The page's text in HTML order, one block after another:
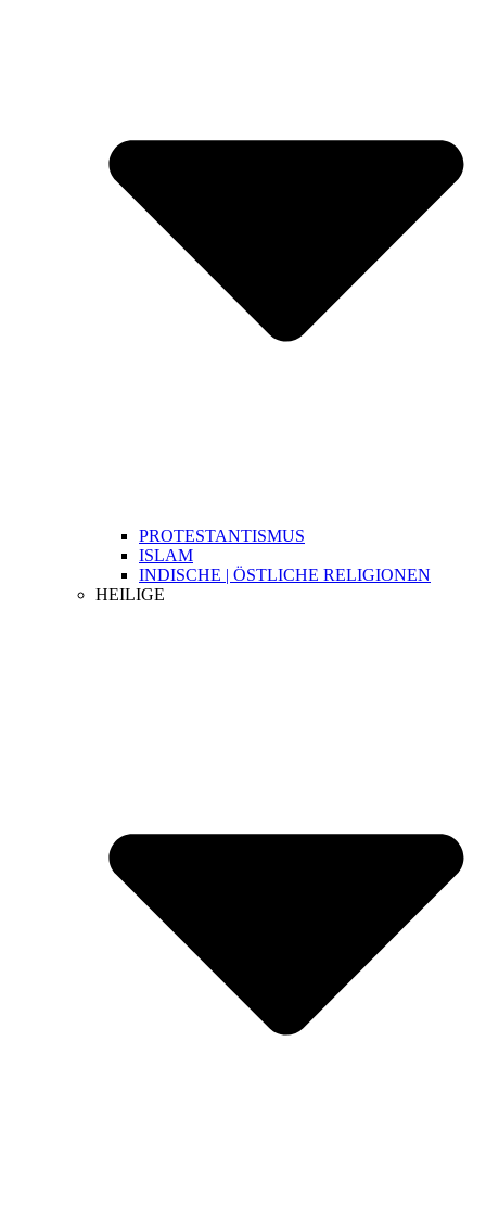
PROTESTANTISMUS
ISLAM
INDISCHE | ÖSTLICHE RELIGIONEN
HEILIGE